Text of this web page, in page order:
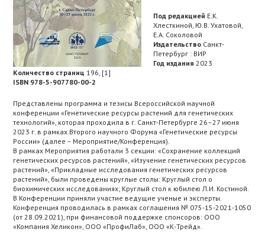
Под редакцией Е.К.
Хлесткиной, Ю.В. Ухатовой,
Е.А. Соколовой
Издательство Санкт-
Петербург : ВИР
Год издания 2023
Количество страниц 196, [1]
ISBN 978-5-907780-00-2
Представлены программа и тезисы Всероссийской научной
конференции «Генетические ресурсы растений для генетических
технологий», которая проходила в г. Санкт-Петербурге 26–27 июня
2023 г. в рамках Второго научного Форума «Генетические ресурсы
России» (далее – Мероприятие/Конференция).
В рамках Мероприятия работали 3 секции: «Сохранение коллекций
генетических ресурсов растений», «Изучение генетических ресурсов
растений», «Прикладные исследования генетических ресурсов
растений», были проведены круглые столы: Круглый стол о
биохимических исследованиях; Круглый стол к юбилею Л.И. Костиной.
В Конференции приняли участие ведущие ученые и эксперты.
Конференция проводилась в рамках соглашения № 075-15-2021-1050
(от 28.09.2021), при финансовой поддержке спонсоров: ООО
«Компания Хеликон», ООО «ПрофиЛаб», ООО «К-Трейд».